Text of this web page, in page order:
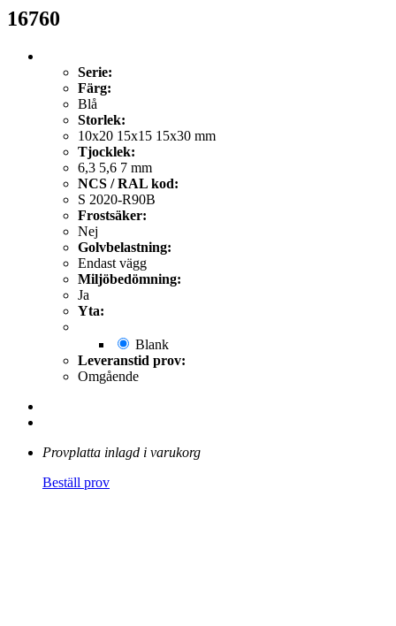
16760
Serie:
Färg:
Blå
Storlek:
10x20 15x15 15x30 mm
Tjocklek:
6,3 5,6 7 mm
NCS / RAL kod:
S 2020-R90B
Frostsäker:
Nej
Golvbelastning:
Endast vägg
Miljöbedömning:
Ja
Yta:
Blank
Leveranstid prov:
Omgående
Provplatta inlagd i varukorg
Beställ prov